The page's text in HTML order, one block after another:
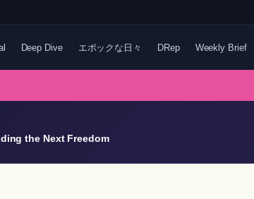
Deep Dive エポックな日々 DRep Weekly Brief
the Next Freedom